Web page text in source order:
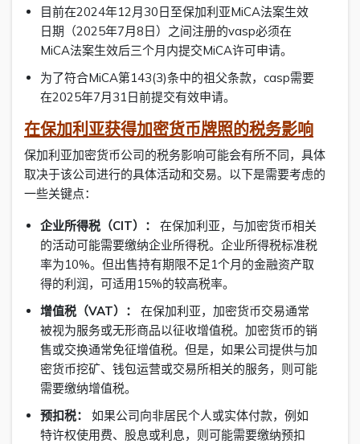
目前在2024年12月30日至保加利亚MiCA法案生效
日期（2025年7月8日）之间注册的vasp必须在
MiCA法案生效后三个月内提交MiCA许可申请。
为了符合MiCA第143(3)条中的祖父条款，casp需要
在2025年7月31日前提交有效申请。
在保加利亚获得加密货币牌照的税务影响
保加利亚加密货币公司的税务影响可能会有所不同，具体
取决于该公司进行的具体活动和交易。以下是需要考虑的
一些关键点：
企业所得税（CIT）：
在保加利亚，与加密货币相关
的活动可能需要缴纳企业所得税。企业所得税标准税
率为10%。但出售持有期限不足1个月的金融资产取
得的利润，可适用15%的较高税率。
增值税（VAT）：
在保加利亚，加密货币交易通常
被视为服务或无形商品以征收增值税。加密货币的销
售或交换通常免征增值税。但是，如果公司提供与加
密货币挖矿、钱包运营或交易所相关的服务，则可能
需要缴纳增值税。
预扣税：
如果公司向非居民个人或实体付款，例如
特许权使用费、股息或利息，则可能需要缴纳预扣